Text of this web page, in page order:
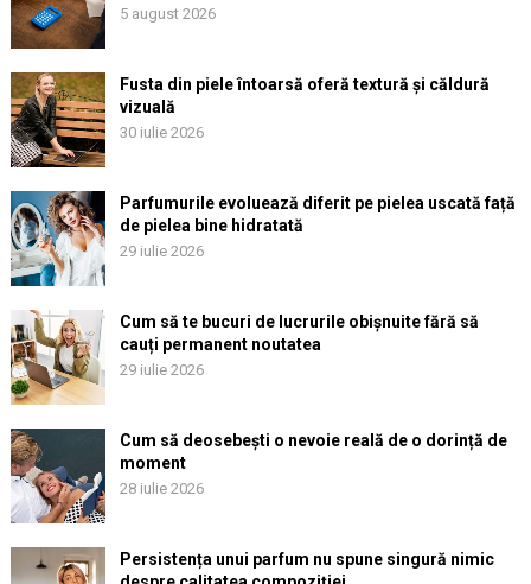
5 august 2026
Fusta din piele întoarsă oferă textură și căldură
vizuală
30 iulie 2026
Parfumurile evoluează diferit pe pielea uscată față
de pielea bine hidratată
29 iulie 2026
Cum să te bucuri de lucrurile obișnuite fără să
cauți permanent noutatea
29 iulie 2026
Cum să deosebești o nevoie reală de o dorință de
moment
28 iulie 2026
Persistența unui parfum nu spune singură nimic